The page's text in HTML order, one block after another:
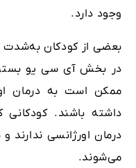
وجود دارد.
بعضی از کودکان به‌شدت
در بخش آی سی یو
ممکن است به درمان
داشته‌ باشند. کودکانی
درمان اورژانسی
می‌شوند.